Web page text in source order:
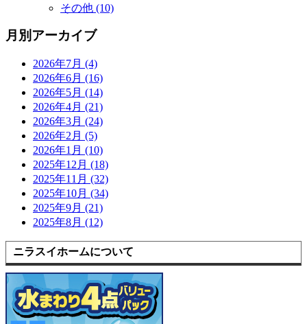
その他 (10)
月別アーカイブ
2026年7月 (4)
2026年6月 (16)
2026年5月 (14)
2026年4月 (21)
2026年3月 (24)
2026年2月 (5)
2026年1月 (10)
2025年12月 (18)
2025年11月 (32)
2025年10月 (34)
2025年9月 (21)
2025年8月 (12)
ニラスイホームについて